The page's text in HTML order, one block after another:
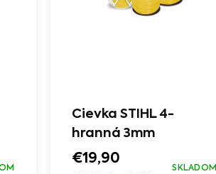
Cievka STIHL 4-
hranná 3mm
€19,90
SKLADOM